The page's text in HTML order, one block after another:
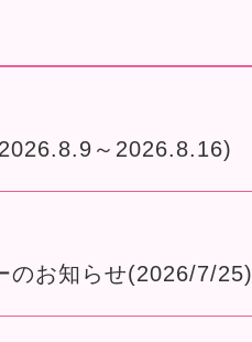
～2026.8.16)
のお知らせ(2026/7/25)